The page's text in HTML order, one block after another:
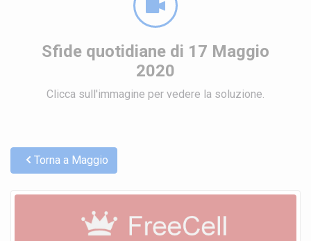
Sfide quotidiane di 17 Maggio
2020
Clicca sull'immagine per vedere la soluzione.
Torna a Maggio